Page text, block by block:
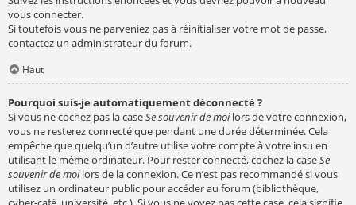
vous connecter.
Si toutefois vous ne parveniez pas à réinitialiser votre mot de passe,
contactez un administrateur du forum.
Haut
Pourquoi suis-je automatiquement déconnecté ?
Si vous ne cochez pas la caseSe souvenir de moilors de votre connexion,
vous ne resterez connecté que pendant une durée déterminée. Cela
empêche que quelqu’un d’autre utilise votre compte à votre insu en
utilisant le même ordinateur. Pour rester connecté, cochez la caseSe
souvenir de moilors de la connexion. Ce n’est pas recommandé si vous
utilisez un ordinateur public pour accéder au forum (bibliothèque,